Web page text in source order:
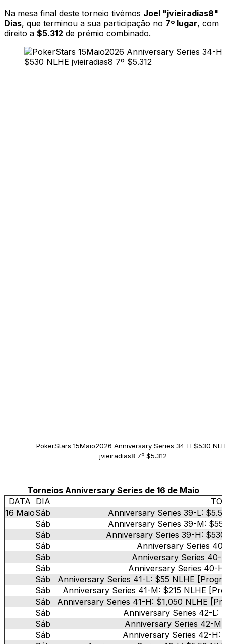
Na mesa final deste torneio tivémos Joel "jvieiradias8"
Dias, que terminou a sua participação no 7º lugar, com
direito a $5.312 de prémio combinado.
PokerStars 15Maio2026 Anniversary Series 34-H $530
jvieiradias8 7º $5.312
Torneios Anniversary Series de 16 de Maio
DATA DIA
16 MaioSáb
Anniversary Series 39-L:
Sáb
Anniversary Series 39-M:
Sáb
Anniversary Series 39-H:
Sáb
Anniversary Series
Sáb
Anniversary Series 40-
Sáb
Anniversary Series 40-
Sáb
Anniversary Series 41-L: $55 NLHE
Sáb
Anniversary Series 41-M: $215 NLHE
Sáb
Anniversary Series 41-H: $1,050 NLHE
Sáb
Anniversary Series 42-L:
Sáb
Anniversary Series 42-
Sáb
Anniversary Series 42-H: